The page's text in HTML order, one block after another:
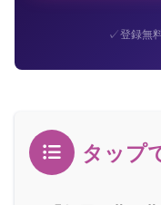
✓登録無
タップ